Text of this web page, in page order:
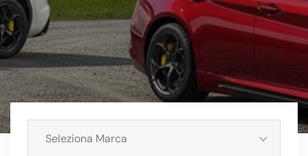
Seleziona Marca